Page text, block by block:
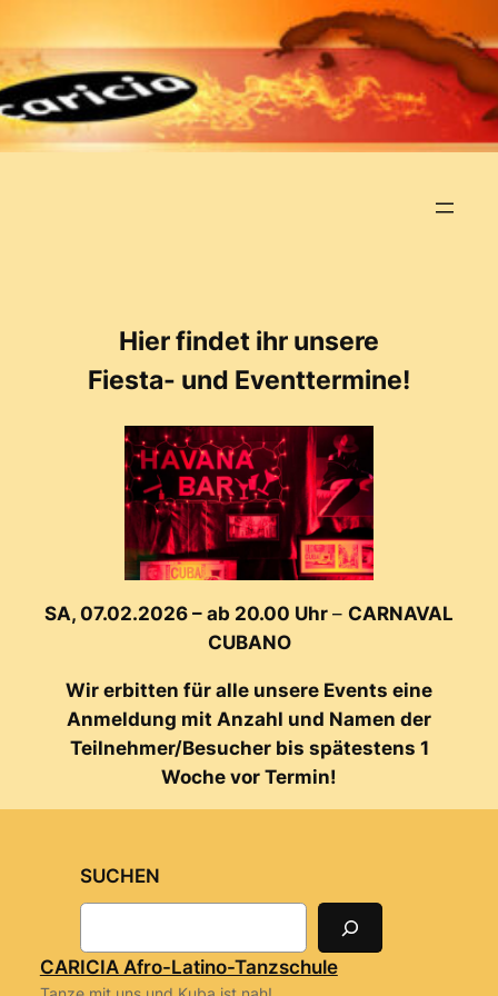
Inhalt
springen
Hier findet ihr unsere
Fiesta- und Eventtermine!
SA, 07.02.2026 – ab 20.00 Uhr – CARNAVAL
CUBANO
Wir erbitten für alle unsere Events eine
Anmeldung mit Anzahl und Namen der
Teilnehmer/Besucher bis spätestens 1
Woche vor Termin!
SUCHEN
S
a
r
CARICIA Afro-Latino-Tanzschule